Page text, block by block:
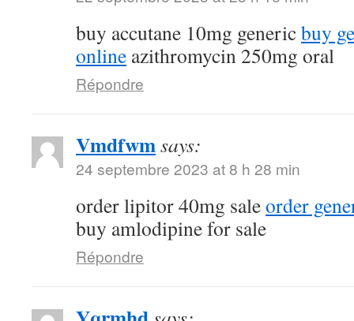
buy accutane 10mg genericbuy
online azithromycin 250mg oral
Répondre
Vmdfwmsays:
24 septembre 2023 at 8 h 28 min
order lipitor 40mg saleorder
buy amlodipine for sale
Répondre